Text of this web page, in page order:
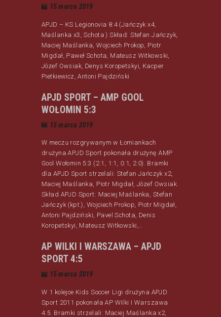
15 marca 2019
APJD – KS Legionovia 8:4 (Jańczyk x4,
Maślanka x3, Schota ) Skład: Stefan Jańczyk,
Maciej Maślanka, Wojciech Prokop, Piotr
Migdał, Paweł Schota, Mateusz Witkowski,
Józef Owsiak, Denys Koropetskyi, Kacper
Pietkiewicz, Antoni Pajdziński
APJD SPORT – AMP GOOL
WOŁOMIN 5:3
15 marca 2019
W meczu rozgrywanym w Łomiankach
drużyna APJD Sport pokonała drużynę AMP
Gool Wołomin 5:3 (2:1, 1:1, 0:1, 2:0). Bramki
dla APJD Sport strzelali: Stefan Jańczyk x2,
Maciej Maślanka, Piotr Migdał, Józef Owsiak.
Skład APJD Sport: Maciej Maślanka, Stefan
Jańczyk (kpt.), Wojciech Prokop, Piotr Migdał,
Antoni Pajdziński, Pavel Schota, Denis
Koropetskyi, Mateusz Witkowski,…
AP WILKI I WARSZAWA – APJD
SPORT 4:5
15 marca 2019
W 1 kolejce Kids Soccer Ligi drużyna APJD
Sport 2011 pokonała AP Wilki I Warszawa
4:5. Bramki strzelali: Maciej Maślanka x2,